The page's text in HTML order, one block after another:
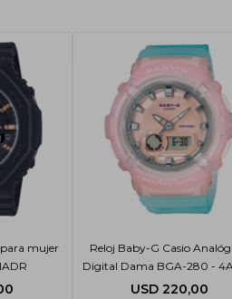
para mujer
Reloj Baby-G Casio
Digital Dama BGA-280 -
USD 220,00